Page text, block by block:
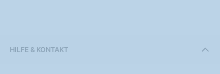
HILFE & KONTAKT